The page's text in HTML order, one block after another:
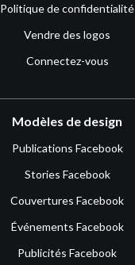
Politique de confidentialité
Vendre des logos
Connectez-vous
Modèles de design
Publications Facebook
Stories Facebook
Couvertures Facebook
Événements Facebook
Publicités Facebook